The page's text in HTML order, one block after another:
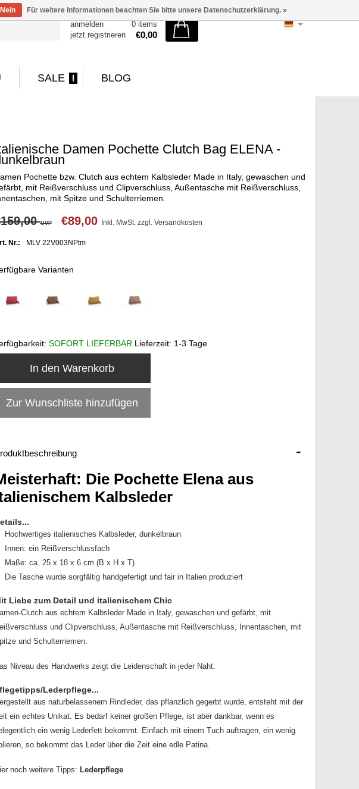
anmelden
jetzt registrieren
0 items
€0,00
SALE BLOG
Damen Pochette Clutch Bag ELENA -
Pochette bzw. Clutch aus echtem Kalbsleder Made in Italy, gewaschen und
mit Reißverschluss und Clipverschluss, Außentasche mit Reißverschluss,
mit Spitze und Schulterriemen.
UVP €89,00 Inkl. MwSt. zzgl. Versandkosten
Nr.: MLV 22V003NPtm
Varianten
SOFORT LIEFERBAR Lieferzeit: 1-3 Tage
In den Warenkorb
Zur Wunschliste hinzufügen
-
Die Pochette Elena aus
Kalbsleder
Hochwertiges italienisches Kalbsleder, dunkelbraun
Innen: ein Reißverschlussfach
Maße: ca. 25 x 18 x 6 cm (B x H x T)
Die Tasche wurde sorgfältig handgefertigt und fair in Italien produziert
Liebe zum Detail und italienischem Chic
Clutch aus echtem Kalbsleder Made in Italy, gewaschen und gefärbt, mit
und Clipverschluss, Außentasche mit Reißverschluss, Innentaschen, mit
und Schulterriemen.
Niveau des Handwerks zeigt die Leidenschaft in jeder Naht.
Lederpflege...
aus naturbelassenem Rindleder, das pflanzlich gegerbt wurde, entsteht mit der
ein echtes Unikat. Es bedarf keiner großen Pflege, ist aber dankbar, wenn es
ein wenig Lederfett bekommt. Einfach mit einem Tuch auftragen, ein wenig
so bekommt das Leder über die Zeit eine edle Patina.
noch weitere Tipps: Lederpflege
Nein Für weitere Informationen beachten Sie bitte unsere Datenschutzerklärung. »